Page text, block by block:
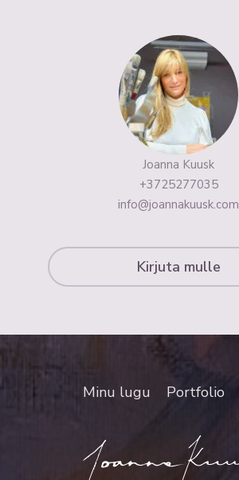
Joanna Kuusk
+3725277035
info@joannakuusk.com
Kirjuta mulle
Minu lugu Portfolio